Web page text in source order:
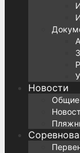
Новости
Общие